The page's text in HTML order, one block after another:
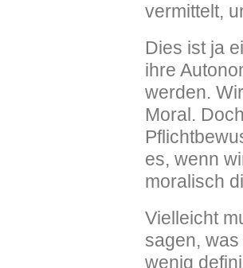
vermittelt,
Dies ist ja
ihre
werden.
Moral.
es, wenn
moralisch
Vielleicht
sagen,
wenig